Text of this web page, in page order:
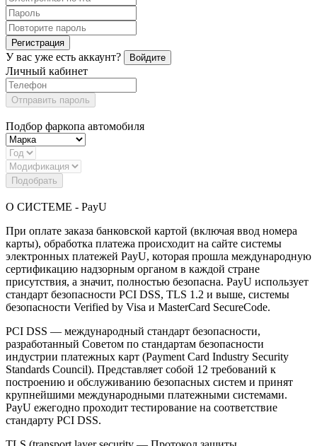
Регистрация
У вас уже есть аккаунт? Войдите
Личный кабинет
Отправить пароль
Подбор фаркопа автомобиля
Подобрать
О СИСТЕМЕ - PayU
При оплате заказа банковской картой (включая ввод номера
карты), обработка платежа происходит на сайте системы
электронных платежей PayU, которая прошла международную
сертификацию надзорным органом в каждой стране
присутствия, а значит, полностью безопасна. PayU использует
стандарт безопасности PCI DSS, TLS 1.2 и выше, системы
безопасности Verified by Visa и MasterCard SecureCode.
PCI DSS — международный стандарт безопасности,
разработанный Советом по стандартам безопасности
индустрии платежных карт (Payment Card Industry Security
Standards Council). Представляет собой 12 требований к
построению и обслуживанию безопасных систем и принят
крупнейшими международными платежными системами.
PayU ежегодно проходит тестирование на соответствие
стандарту PCI DSS.